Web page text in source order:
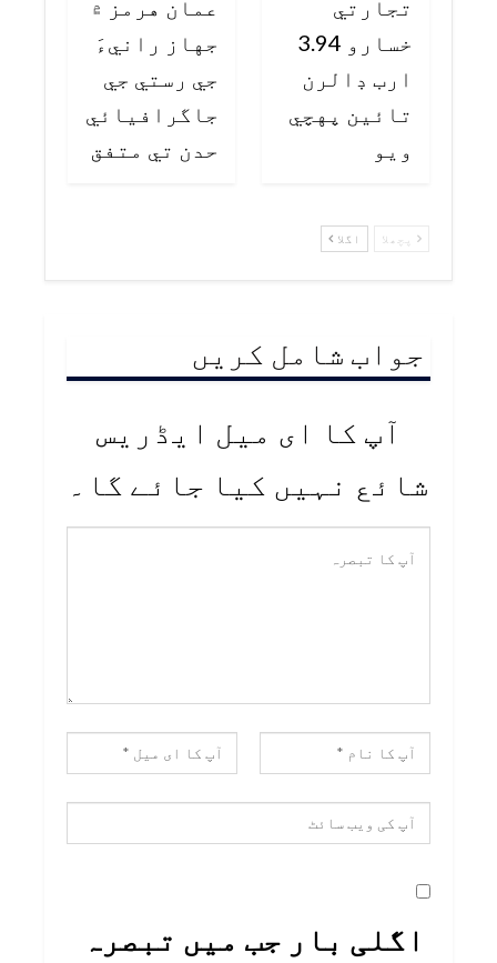
تجارتي
خسارو 3.94
ارب ڊالرن
تائين پهچي
ويو
عمان هرمز ۾
جهاز رانيءَ
جي رستي جي
جاگرافيائي
حدن تي متفق
پچھلا اگلا
جواب شامل کریں
آپ کا ای میل ایڈریس
شائع نہیں کیا جائے گا۔
اگلی بار جب میں تبصرہ